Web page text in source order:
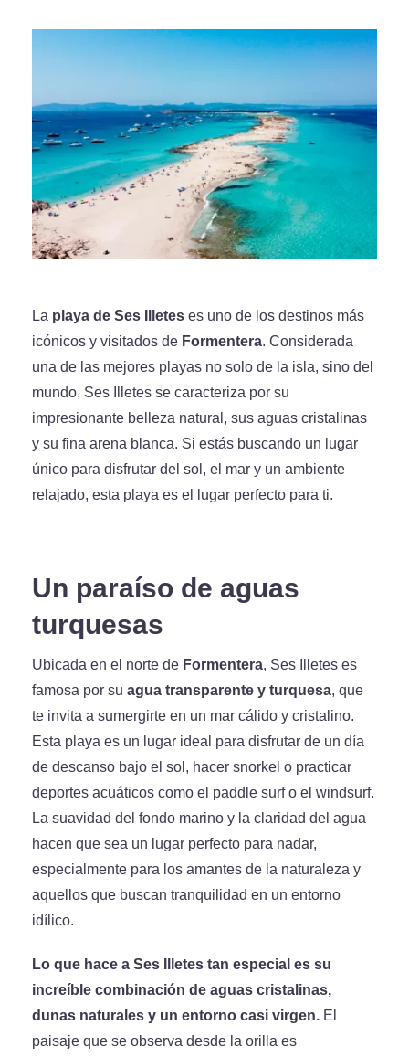
La playa de Ses Illetes es uno de los destinos más
icónicos y visitados de Formentera. Considerada
una de las mejores playas no solo de la isla, sino del
mundo, Ses Illetes se caracteriza por su
impresionante belleza natural, sus aguas cristalinas
y su fina arena blanca. Si estás buscando un lugar
único para disfrutar del sol, el mar y un ambiente
relajado, esta playa es el lugar perfecto para ti.
Un paraíso de aguas
turquesas
Ubicada en el norte de Formentera, Ses Illetes es
famosa por su agua transparente y turquesa, que
te invita a sumergirte en un mar cálido y cristalino.
Esta playa es un lugar ideal para disfrutar de un día
de descanso bajo el sol, hacer snorkel o practicar
deportes acuáticos como el paddle surf o el windsurf.
La suavidad del fondo marino y la claridad del agua
hacen que sea un lugar perfecto para nadar,
especialmente para los amantes de la naturaleza y
aquellos que buscan tranquilidad en un entorno
idílico.
Lo que hace a Ses Illetes tan especial es su
increíble combinación de aguas cristalinas,
dunas naturales y un entorno casi virgen. El
paisaje que se observa desde la orilla es